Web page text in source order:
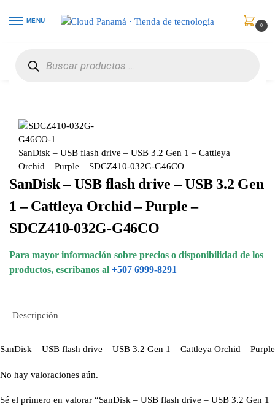
MENU
0
SanDisk – USB flash drive – USB 3.2 Gen 1 – Cattleya
Orchid – Purple – SDCZ410-032G-G46CO
SanDisk – USB flash drive – USB 3.2 Gen
1 – Cattleya Orchid – Purple –
SDCZ410-032G-G46CO
Para mayor información sobre precios o disponibilidad de los
productos, escribanos al +507 6999-8291
Descripción
SanDisk – USB flash drive – USB 3.2 Gen 1 – Cattleya Orchid – Purple
No hay valoraciones aún.
Sé el primero en valorar “SanDisk – USB flash drive – USB 3.2 Gen 1